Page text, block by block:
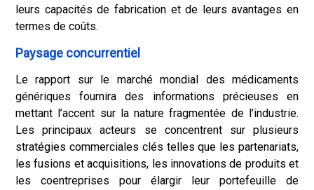
leurs capacités de fabrication et de leurs avantages en
termes de coûts.
Paysage concurrentiel
Le rapport sur le marché mondial des médicaments
génériques fournira des informations précieuses en
mettant l’accent sur la nature fragmentée de l’industrie.
Les principaux acteurs se concentrent sur plusieurs
stratégies commerciales clés telles que les partenariats,
les fusions et acquisitions, les innovations de produits et
les coentreprises pour élargir leur portefeuille de